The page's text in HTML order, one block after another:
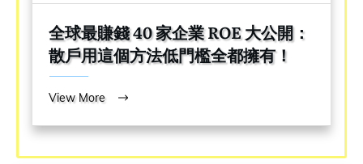
全球最賺錢 40 家企業 ROE 大公開：
散戶用這個方法低門檻全都擁有！
View More